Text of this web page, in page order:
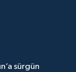
sürgün